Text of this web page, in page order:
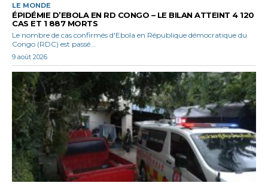
LE MONDE
ÉPIDÉMIE D’EBOLA EN RD CONGO – LE BILAN ATTEINT 4 120
CAS ET 1 887 MORTS
Le nombre de cas confirmés d'Ebola en République démocratique du
Congo (RDC) est passé...
9 août 2026